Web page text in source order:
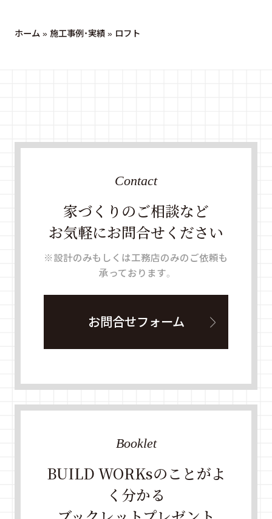
ホーム » 施工事例・実績» ロフト
家づくりのご相談など
お気軽にお問合せください
Contact
※設計のみもしくは工務店のみのご依頼も
承っております。
お問合せフォーム
BUILD WORKsのことがよ
く分かる
Booklet